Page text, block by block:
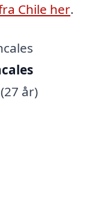
Chile her.
år)